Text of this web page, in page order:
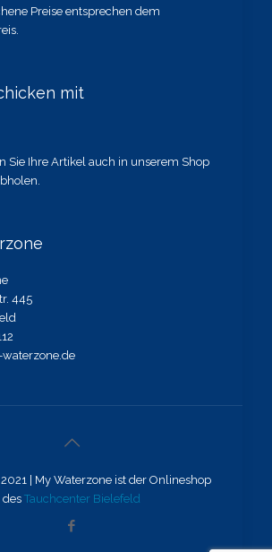
Preise entsprechen dem
mit
Sie Ihre Artikel auch in unserem Shop
445
| My Waterzone ist der Onlineshop
des Tauchcenter Bielefeld